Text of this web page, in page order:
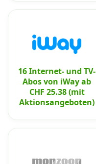
16 Internet- und TV-
Abos von iWay ab
CHF 25.38 (mit
Aktionsangeboten)